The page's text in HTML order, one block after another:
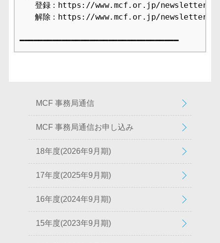
登録：https://www.mcf.or.jp/newsletter/
解除：https://www.mcf.or.jp/newsletter/
━━━━━━━━━━━━━━━━━━━━━━━━━━━━━━━━━━
MCF 事務局通信
MCF 事務局通信お申し込み
18年度(2026年9月期)
17年度(2025年9月期)
16年度(2024年9月期)
15年度(2023年9月期)